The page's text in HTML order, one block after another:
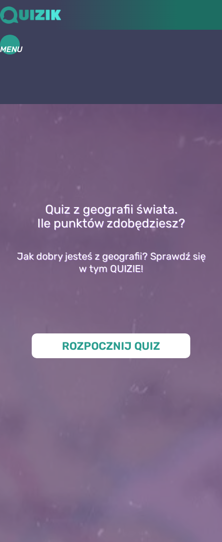
MENU
Quiz z geografii świata.
Ile punktów zdobędziesz?
Jak dobry jesteś z geografii? Sprawdź się
w tym QUIZIE!
ROZPOCZNIJ QUIZ